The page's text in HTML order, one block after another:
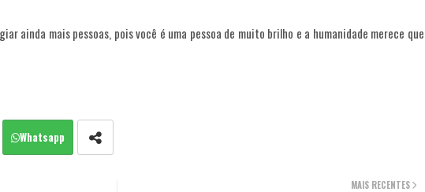
ainda mais pessoas, pois você é uma pessoa de muito brilho e a humanidade merece que
Whatsapp
MAIS RECENTES